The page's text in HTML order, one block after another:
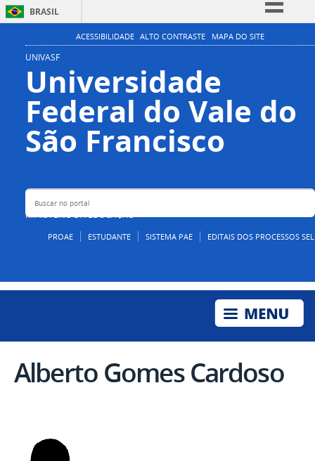
BRASIL
Simplifique!
Participe
Acesso à informação
Legislação
Canais
ACESSIBILIDADE ALTO CONTRASTE MAPA DO SITE
UNIVASF
Universidade
Federal do Vale do
São Francisco
MINISTÉRIO DA EDUCAÇÃO
Buscar no portal
PROAE ESTUDANTE SISTEMA PAE EDITAIS DOS PROCESSOS
Alberto Gomes Cardoso